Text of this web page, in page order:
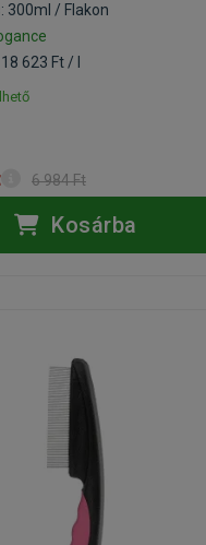
300ml / Flakon
623 Ft / l
6 984 Ft
Kosárba